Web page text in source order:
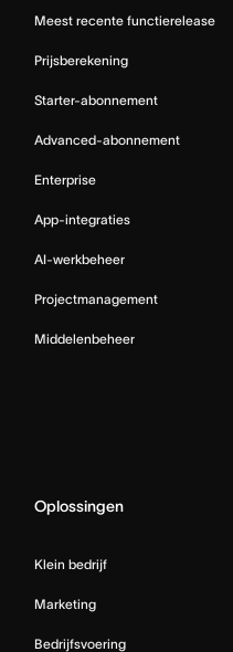
Meest recente functierelease
Prijsberekening
Starter-abonnement
Advanced-abonnement
Enterprise
App-integraties
AI-werkbeheer
Projectmanagement
Middelenbeheer
Oplossingen
Klein bedrijf
Marketing
Bedrijfsvoering